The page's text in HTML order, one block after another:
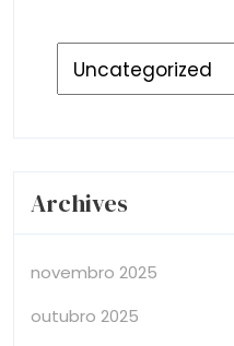
Archives
novembro 2025
outubro 2025